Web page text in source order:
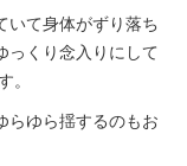
いて身体がずり落ち
っくり念入りにして
らゆら揺するのもお